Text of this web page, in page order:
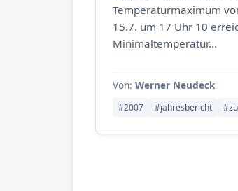
Temperaturmaximum
15.7. um 17 Uhr 10
Minimaltemperatur...
Von: Werner Neudeck
#2007 #jahresbericht